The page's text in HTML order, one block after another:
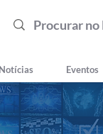
Notícias Eventos